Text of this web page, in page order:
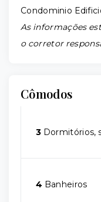
Condominio
As informações
o corretor
Cômodos
3 Dormitórios,
4 Banheiros